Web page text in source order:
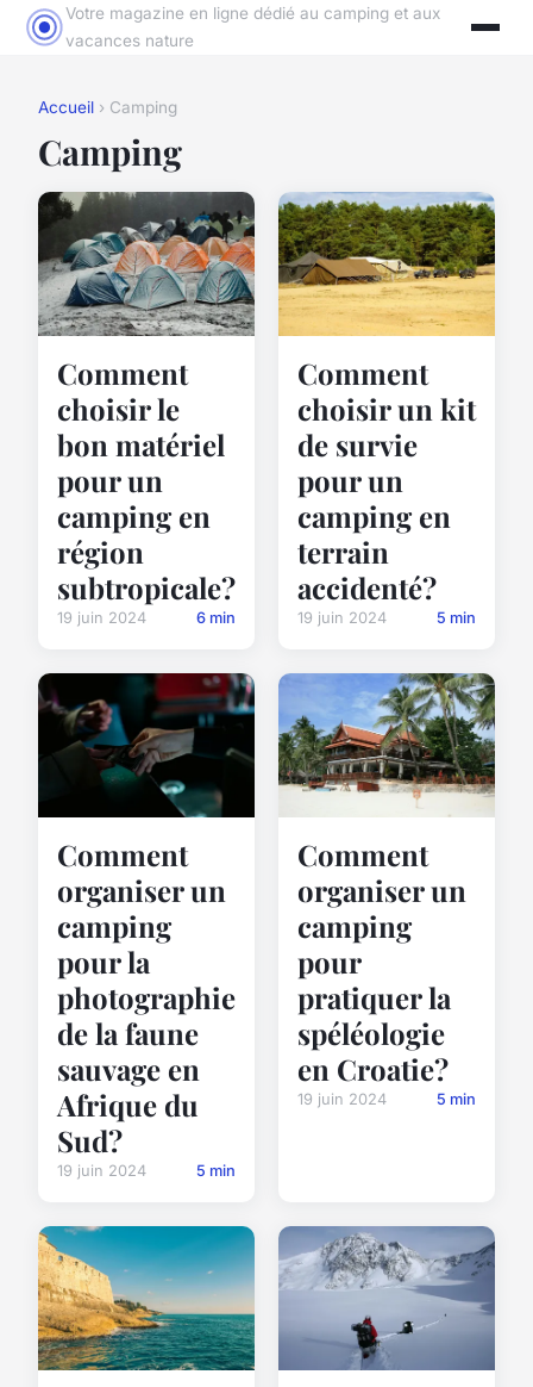
Votre magazine en ligne dédié au camping et aux
vacances nature
Accueil › Camping
Camping
Comment
choisir le
bon matériel
pour un
camping en
région
subtropicale?
19 juin 2024 6 min
Comment
choisir un kit
de survie
pour un
camping en
terrain
accidenté?
19 juin 2024 5 min
Comment
organiser un
camping
pour la
photographie
de la faune
sauvage en
Afrique du
Sud?
19 juin 2024 5 min
Comment
organiser un
camping
pour
pratiquer la
spéléologie
en Croatie?
19 juin 2024 5 min